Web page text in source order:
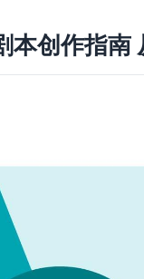
本创作指南